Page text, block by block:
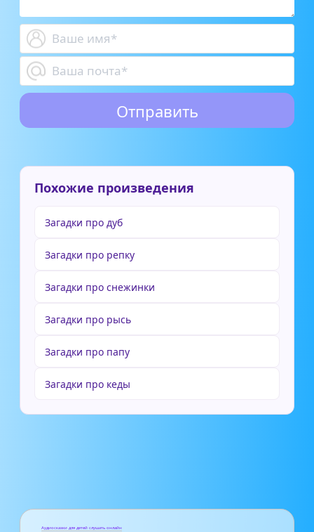
Похожие произведения
Загадки про дуб
Загадки про репку
Загадки про снежинки
Загадки про рысь
Загадки про папу
Загадки про кеды
Аудиосказки для детей слушать онлайн